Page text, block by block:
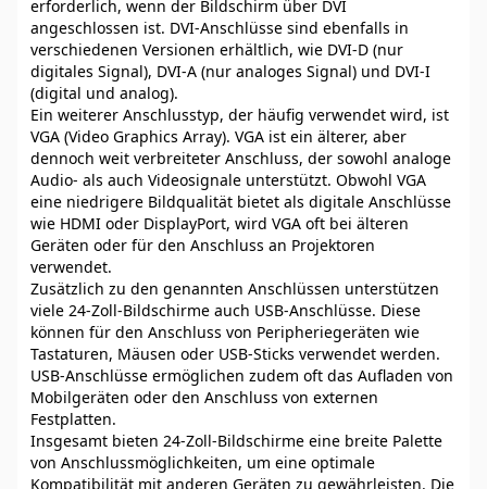
erforderlich, wenn der Bildschirm über DVI
angeschlossen ist. DVI-Anschlüsse sind ebenfalls in
verschiedenen Versionen erhältlich, wie DVI-D (nur
digitales Signal), DVI-A (nur analoges Signal) und DVI-I
(digital und analog).
Ein weiterer Anschlusstyp, der häufig verwendet wird, ist
VGA (Video Graphics Array). VGA ist ein älterer, aber
dennoch weit verbreiteter Anschluss, der sowohl analoge
Audio- als auch Videosignale unterstützt. Obwohl VGA
eine niedrigere Bildqualität bietet als digitale Anschlüsse
wie HDMI oder DisplayPort, wird VGA oft bei älteren
Geräten oder für den Anschluss an Projektoren
verwendet.
Zusätzlich zu den genannten Anschlüssen unterstützen
viele 24-Zoll-Bildschirme auch USB-Anschlüsse. Diese
können für den Anschluss von Peripheriegeräten wie
Tastaturen, Mäusen oder USB-Sticks verwendet werden.
USB-Anschlüsse ermöglichen zudem oft das Aufladen von
Mobilgeräten oder den Anschluss von externen
Festplatten.
Insgesamt bieten 24-Zoll-Bildschirme eine breite Palette
von Anschlussmöglichkeiten, um eine optimale
Kompatibilität mit anderen Geräten zu gewährleisten. Die